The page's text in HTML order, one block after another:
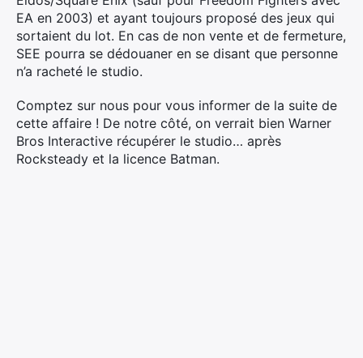
EA en 2003) et ayant toujours proposé des jeux qui
sortaient du lot. En cas de non vente et de fermeture,
SEE pourra se dédouaner en se disant que personne
n’a racheté le studio.
Comptez sur nous pour vous informer de la suite de
cette affaire ! De notre côté, on verrait bien Warner
Bros Interactive récupérer le studio… après
Rocksteady et la licence Batman.